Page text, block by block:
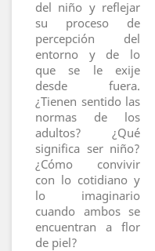
del niño y reflejar
su proceso de
percepción del
entorno y de lo
que se le exije
desde fuera.
¿Tienen sentido las
normas de los
adultos? ¿Qué
significa ser niño?
¿Cómo convivir
con lo cotidiano y
lo imaginario
cuando ambos se
encuentran a flor
de piel?